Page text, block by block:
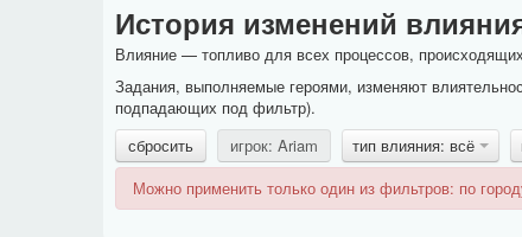
История изменений
Влияние — топливо для всех процессов,
Задания, выполняемые героями, изменяют
подпадающих под фильтр).
сбросить
игрок: Ariam тип влияния: всё
Можно применить только один из фильтров: по